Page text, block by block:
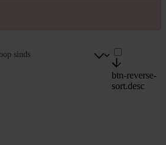
btn-reverse-
sort.desc